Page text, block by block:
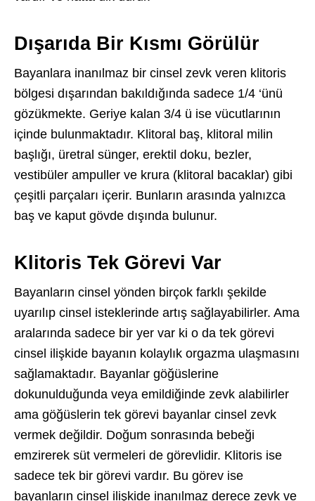
Dışarıda Bir Kısmı Görülür
Bayanlara inanılmaz bir cinsel zevk veren klitoris
bölgesi dışarından bakıldığında sadece 1/4 ‘ünü
gözükmekte. Geriye kalan 3/4 ü ise vücutlarının
içinde bulunmaktadır. Klitoral baş, klitoral milin
başlığı, üretral sünger, erektil doku, bezler,
vestibüler ampuller ve krura (klitoral bacaklar) gibi
çeşitli parçaları içerir. Bunların arasında yalnızca
baş ve kaput gövde dışında bulunur.
Klitoris Tek Görevi Var
Bayanların cinsel yönden birçok farklı şekilde
uyarılıp cinsel isteklerinde artış sağlayabilirler. Ama
aralarında sadece bir yer var ki o da tek görevi
cinsel ilişkide bayanın kolaylık orgazma ulaşmasını
sağlamaktadır. Bayanlar göğüslerine
dokunulduğunda veya emildiğinde zevk alabilirler
ama göğüslerin tek görevi bayanlar cinsel zevk
vermek değildir. Doğum sonrasında bebeği
emzirerek süt vermeleri de görevlidir. Klitoris ise
sadece tek bir görevi vardır. Bu görev ise
bayanların cinsel ilişkide inanılmaz derece zevk ve